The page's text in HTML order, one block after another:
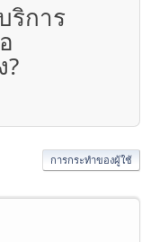
ริการ
การกระทำของผู้ใช้